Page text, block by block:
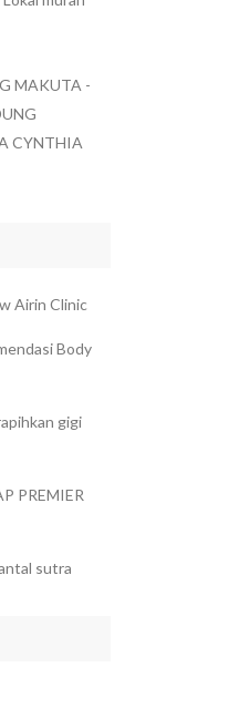
MAKUTA -
CYNTHIA
Airin Clinic
Body
gigi
PREMIER
sutra